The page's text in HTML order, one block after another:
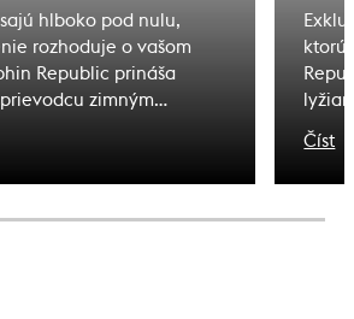
hlboko pod nulu,
rozhoduje o vašom
Republic prináša
zimným
dni. Či už čelíte
na horách, naši
s výberom
ktorú
Číst